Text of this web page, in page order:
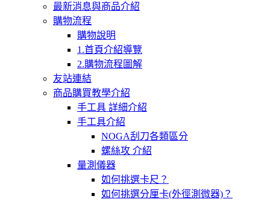
最新消息與商品介紹
購物流程
購物說明
1.首頁介紹導覽
2.購物流程圖解
友站連結
商品購買教學介紹
手工具 詳細介紹
手工具介紹
NOGA刮刀各類區分
螺絲攻 介紹
量測儀器
如何挑選卡尺？
如何挑選分厘卡(外徑測微器)？